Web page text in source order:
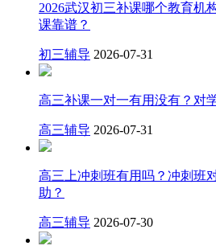
2026武汉初三补课哪个教育机
课靠谱？
初三辅导 2026-07-31
高三补课一对一有用没有？对
高三辅导 2026-07-31
高三上冲刺班有用吗？冲刺班
助？
高三辅导 2026-07-30